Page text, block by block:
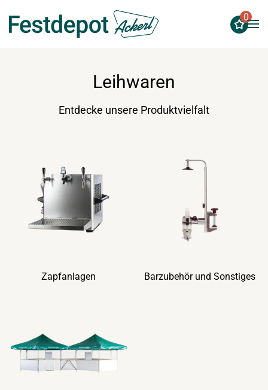
Zum Hauptinhalt springen
0
Leihwaren
Entdecke unsere Produktvielfalt
Zapfanlagen Barzubehör und Sonstiges